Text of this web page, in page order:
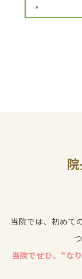
»
当院では、初めて
当院でぜひ、“な